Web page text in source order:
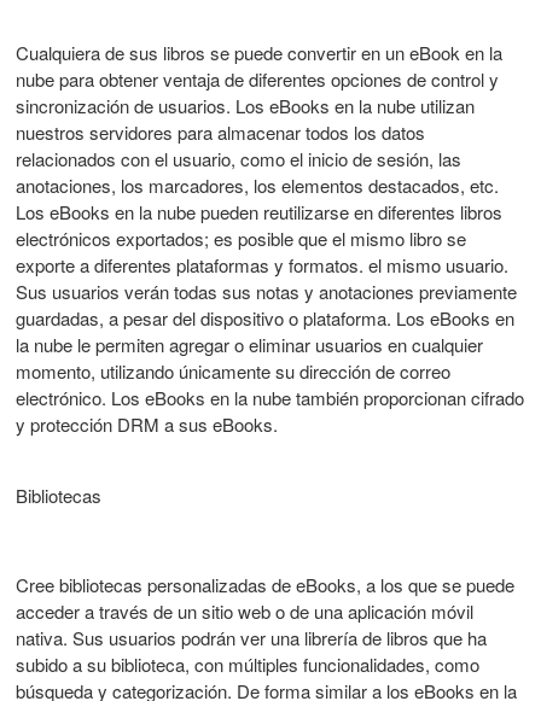
Cualquiera de sus libros se puede convertir en un eBook en la
nube para obtener ventaja de diferentes opciones de control y
sincronización de usuarios. Los eBooks en la nube utilizan
nuestros servidores para almacenar todos los datos
relacionados con el usuario, como el inicio de sesión, las
anotaciones, los marcadores, los elementos destacados, etc.
Los eBooks en la nube pueden reutilizarse en diferentes libros
electrónicos exportados; es posible que el mismo libro se
exporte a diferentes plataformas y formatos. el mismo usuario.
Sus usuarios verán todas sus notas y anotaciones previamente
guardadas, a pesar del dispositivo o plataforma. Los eBooks en
la nube le permiten agregar o eliminar usuarios en cualquier
momento, utilizando únicamente su dirección de correo
electrónico. Los eBooks en la nube también proporcionan cifrado
y protección DRM a sus eBooks.
Bibliotecas
Cree bibliotecas personalizadas de eBooks, a los que se puede
acceder a través de un sitio web o de una aplicación móvil
nativa. Sus usuarios podrán ver una librería de libros que ha
subido a su biblioteca, con múltiples funcionalidades, como
búsqueda y categorización. De forma similar a los eBooks en la